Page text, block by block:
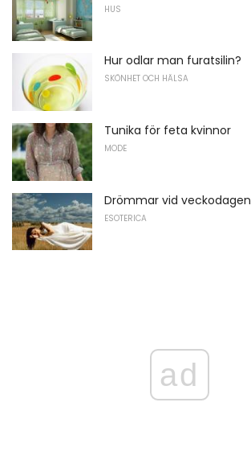
HUS
Hur odlar man furatsilin?
SKÖNHET OCH HÄLSA
Tunika för feta kvinnor
MODE
Drömmar vid veckodagen
ESOTERICA
ad